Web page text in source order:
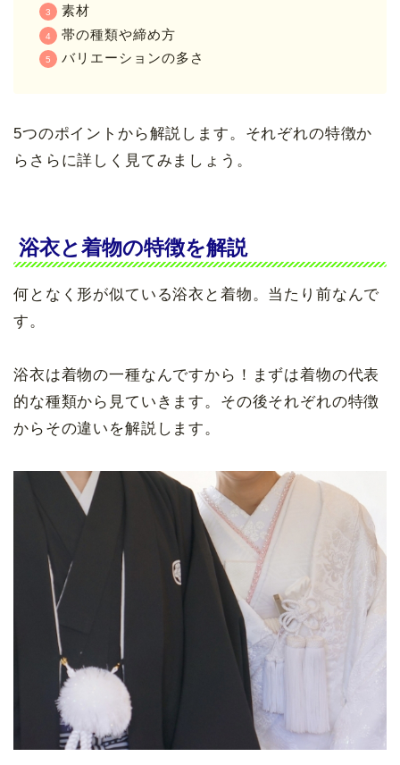
素材
帯の種類や締め方
バリエーションの多さ
5つのポイントから解説します。それぞれの特徴か
らさらに詳しく見てみましょう。
浴衣と着物の特徴を解説
何となく形が似ている浴衣と着物。当たり前なんで
す。
浴衣は着物の一種なんですから！まずは着物の代表
的な種類から見ていきます。その後それぞれの特徴
からその違いを解説します。